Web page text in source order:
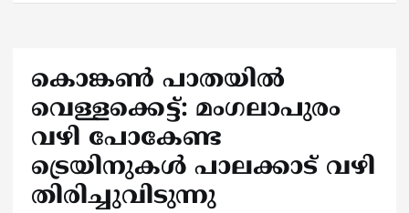
കൊങ്കൺ പാതയിൽ
വെള്ളക്കെട്ട്: മംഗലാപുരം
വഴി പോകേണ്ട
ട്രെയിനുകൾ പാലക്കാട് വഴി
തിരിച്ചുവിടുന്നു